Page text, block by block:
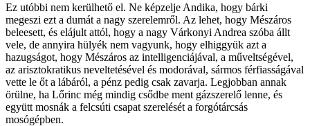
Ez utóbbi nem kerülhető el. Ne képzelje Andika, hogy bárki
megeszi ezt a dumát a nagy szerelemről. Az lehet, hogy Mészáros
beleesett, és elájult attól, hogy a nagy Várkonyi Andrea szóba állt
vele, de annyira hülyék nem vagyunk, hogy elhiggyük azt a
hazugságot, hogy Mészáros az intelligenciájával, a műveltségével,
az arisztokratikus neveltetésével és modorával, sármos férfiasságával
vette le őt a lábáról, a pénz pedig csak zavarja. Legjobban annak
örülne, ha Lőrinc még mindig csődbe ment gázszerelő lenne, és
együtt mosnák a felcsúti csapat szerelését a forgótárcsás
mosógépben.